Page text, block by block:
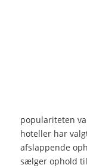
populariteten
hoteller har
afslappende
sælger ophold